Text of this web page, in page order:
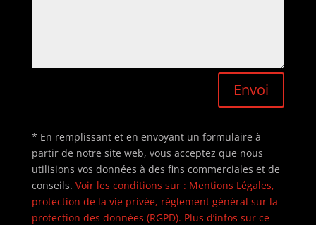
Envoi
* En remplissant et en envoyant un formulaire à
partir de notre site web, vous acceptez que nous
utilisions vos données à des fins commerciales et de
conseils. Voir les conditions sur : Mentions Légales,
protection de la vie privée, règlement général sur la
protection des données (RGPD). Plus d’infos sur ce